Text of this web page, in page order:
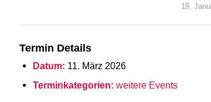
19.
Termin Details
Datum: 11. März 2026
Terminkategorien: weitere Events